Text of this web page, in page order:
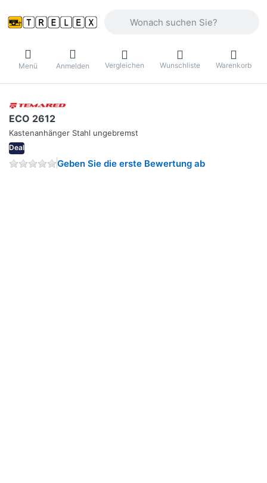
Menü Anmelden Vergleichen Wunschliste Warenkorb
ECO 2612
Kastenanhänger Stahl ungebremst
Deal
Geben Sie die erste Bewertung ab